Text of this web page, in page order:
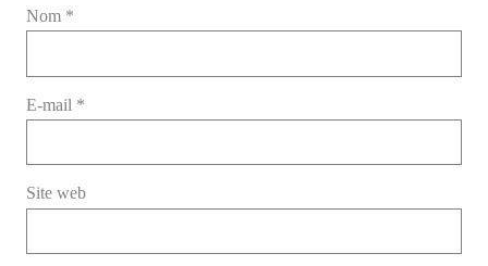
Nom *
E-mail *
Site web